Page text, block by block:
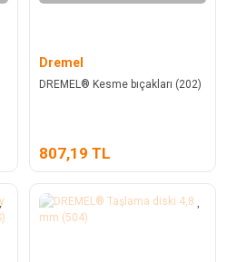
Dremel
DREMEL® Kesme bıçakları (202)
807,19 TL